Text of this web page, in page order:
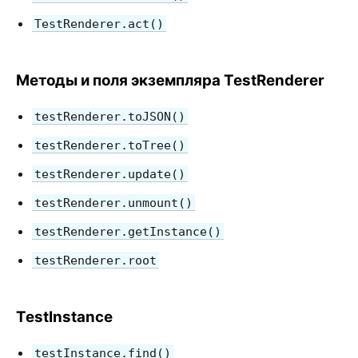
TestRenderer.act()
Методы и поля экземпляра TestRenderer
testRenderer.toJSON()
testRenderer.toTree()
testRenderer.update()
testRenderer.unmount()
testRenderer.getInstance()
testRenderer.root
TestInstance
testInstance.find()
Среды тестирования
Устройство кодовой базы
Детали реализации
Принципы проектирования React
FAQ
AJAX и обращение к API
Babel, JSX и этапы сборки
Состояние компонента